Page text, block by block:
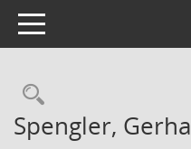
Toggle navigation
Spengler,